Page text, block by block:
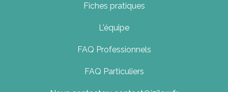
Fiches pratiques
L'équipe
FAQ Professionnels
FAQ Particuliers